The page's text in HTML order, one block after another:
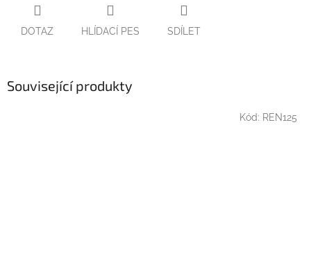
DOTAZ HLÍDACÍ PES SDÍLET
Související produkty
Kód: REN125